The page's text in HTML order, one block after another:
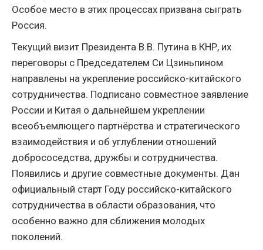
Особое место в этих процессах призвана сыграть
Россия.
Текущий визит Президента В.В. Путина в КНР, их
переговоры с Председателем Си Цзиньпином
направлены на укрепление российско-китайского
сотрудничества. Подписано совместное заявление
России и Китая о дальнейшем укреплении
всеобъемлющего партнёрства и стратегического
взаимодействия и об углублении отношений
добрососедства, дружбы и сотрудничества.
Появились и другие совместные документы. Дан
официальный старт Году российско-китайского
сотрудничества в области образования, что
особенно важно для сближения молодых
поколений.